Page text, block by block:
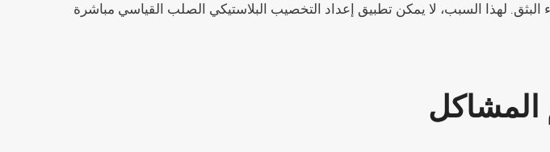
لهذا السبب، لا يمكن تطبيق إعداد التخصيب البلاستيكي الصلب القياسي مباشرة
المشاكل